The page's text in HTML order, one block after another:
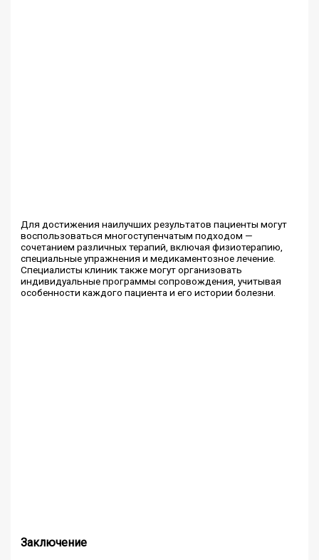
Для достижения наилучших результатов пациенты могут
воспользоваться многоступенчатым подходом —
сочетанием различных терапий, включая физиотерапию,
специальные упражнения и медикаментозное лечение.
Специалисты клиник также могут организовать
индивидуальные программы сопровождения, учитывая
особенности каждого пациента и его истории болезни.
Заключение